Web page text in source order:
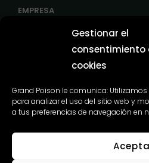
Gestionar el
consentimiento
cookies
Grand Poison le comunica:
para analizar el uso del sitio web y
a tus preferencias de navegación en
EMPRESA
+34 640 764 515
info@grandpoison.com
INFORMACIÓN
DEVOLUCIÓN Y REEMBOLSO